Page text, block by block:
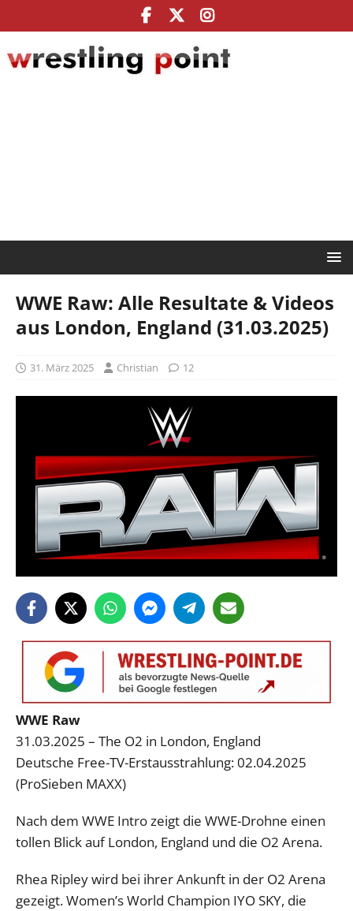
WWE Raw: Alle Resultate & Videos
aus London, England (31.03.2025)
31. März 2025 Christian 12
WWE Raw
31.03.2025 – The O2 in London, England
Deutsche Free-TV-Erstausstrahlung: 02.04.2025
(ProSieben MAXX)
Nach dem WWE Intro zeigt die WWE-Drohne einen
tollen Blick auf London, England und die O2 Arena.
Rhea Ripley wird bei ihrer Ankunft in der O2 Arena
gezeigt. Women’s World Champion IYO SKY, die